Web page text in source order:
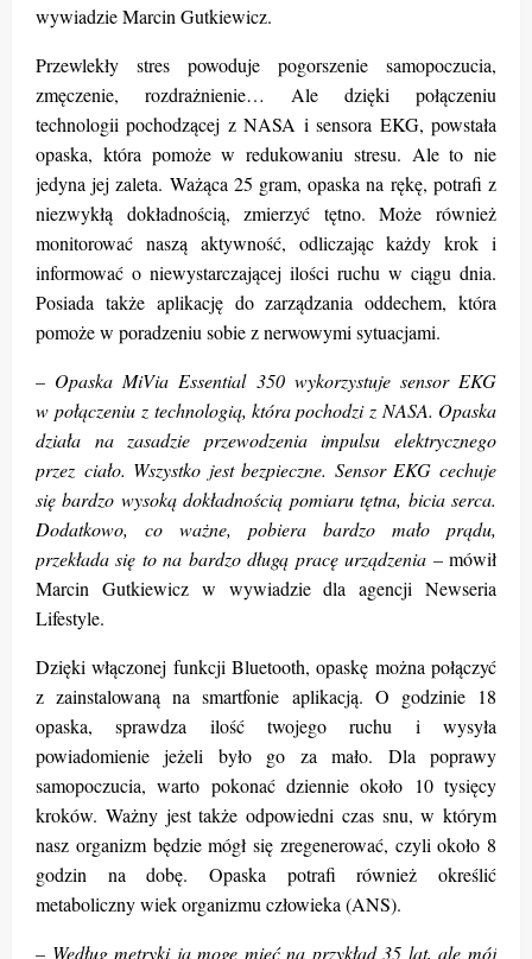
wywiadzie Marcin Gutkiewicz.
Przewlekły stres powoduje pogorszenie samopoczucia,
zmęczenie, rozdrażnienie… Ale dzięki połączeniu
technologii pochodzącej z NASA i sensora EKG, powstała
opaska, która pomoże w redukowaniu stresu. Ale to nie
jedyna jej zaleta. Ważąca 25 gram, opaska na rękę, potrafi z
niezwykłą dokładnością, zmierzyć tętno. Może również
monitorować naszą aktywność, odliczając każdy krok i
informować o niewystarczającej ilości ruchu w ciągu dnia.
Posiada także aplikację do zarządzania oddechem, która
pomoże w poradzeniu sobie z nerwowymi sytuacjami.
– Opaska MiVia Essential 350 wykorzystuje sensor EKG
w połączeniu z technologią, która pochodzi z NASA. Opaska
działa na zasadzie przewodzenia impulsu elektrycznego
przez ciało. Wszystko jest bezpieczne. Sensor EKG cechuje
się bardzo wysoką dokładnością pomiaru tętna, bicia serca.
Dodatkowo, co ważne, pobiera bardzo mało prądu,
przekłada się to na bardzo długą pracę urządzenia – mówił
Marcin Gutkiewicz w wywiadzie dla agencji Newseria
Lifestyle.
Dzięki włączonej funkcji Bluetooth, opaskę można połączyć
z zainstalowaną na smartfonie aplikacją. O godzinie 18
opaska, sprawdza ilość twojego ruchu i wysyła
powiadomienie jeżeli było go za mało. Dla poprawy
samopoczucia, warto pokonać dziennie około 10 tysięcy
kroków. Ważny jest także odpowiedni czas snu, w którym
nasz organizm będzie mógł się zregenerować, czyli około 8
godzin na dobę. Opaska potrafi również określić
metaboliczny wiek organizmu człowieka (ANS).
– Według metryki ja mogę mieć na przykład 35 lat, ale mój